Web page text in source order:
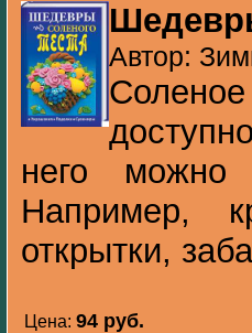
Автор:
него
Например,
открытки,
Цена: 94 pуб.